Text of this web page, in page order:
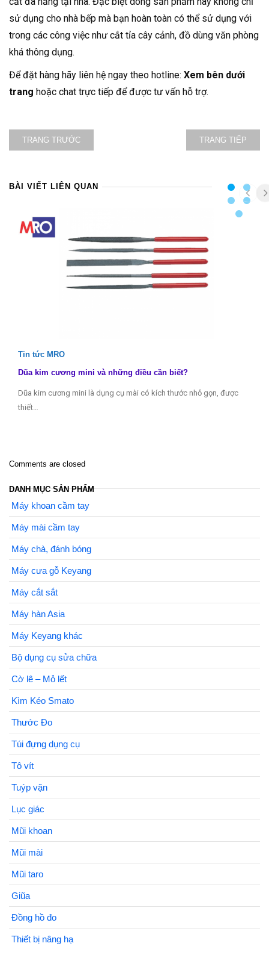
sử dụng cho nhà bếp mà bạn hoàn toàn có thể sử dụng với
trong các công việc như cắt tỉa cây cảnh, đồ dùng văn phòng
khá thông dụng.
Để đặt hàng hãy liên hệ ngay theo hotline: Xem bên dưới
trang hoặc chat trực tiếp để được tư vấn hỗ trợ.
TRANG TRƯỚC TRANG TIẾP
BÀI VIẾT LIÊN QUAN
Tin tức MRO
Dũa kim cương mini và những điều cần biết?
Dũa kim cương mini là dụng cụ mài có kích thước nhỏ gọn, được
thiết…
Comments are closed
DANH MỤC SẢN PHẨM
Máy khoan cầm tay
Máy mài cầm tay
Máy chà, đánh bóng
Máy cưa gỗ Keyang
Máy cắt sắt
Máy hàn Asia
Máy Keyang khác
Bộ dụng cụ sửa chữa
Cờ lê – Mỏ lết
Kìm Kéo Smato
Thước Đo
Túi đựng dụng cụ
Tô vít
Tuýp vặn
Lục giác
Mũi khoan
Mũi mài
Mũi taro
Giũa
Đồng hồ đo
Thiết bị nâng hạ